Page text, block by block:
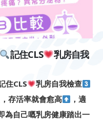
記住CLS
乳房自我
住CLS
乳房自我檢查
，存活率就會愈高
，適
為自己嘅乳房健康踏出一